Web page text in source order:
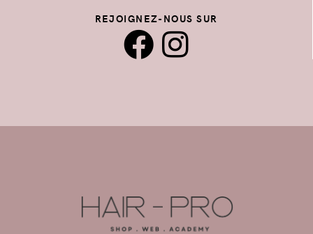
REJOIGNEZ-NOUS SUR